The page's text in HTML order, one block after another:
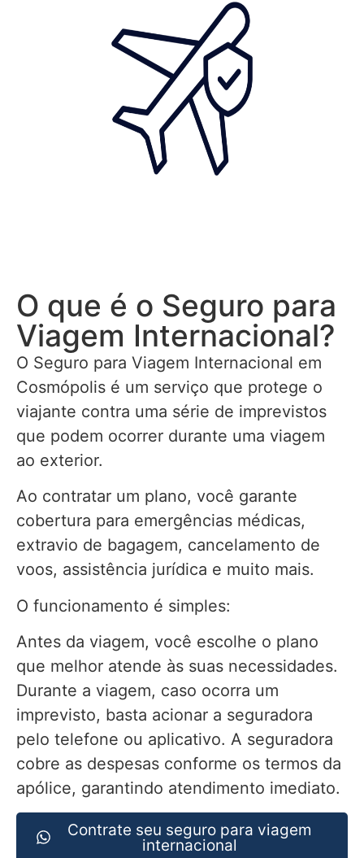
O que é o Seguro para
Viagem Internacional?
O Seguro para Viagem Internacional em
Cosmópolis é um serviço que protege o
viajante contra uma série de imprevistos
que podem ocorrer durante uma viagem
ao exterior.
Ao contratar um plano, você garante
cobertura para emergências médicas,
extravio de bagagem, cancelamento de
voos, assistência jurídica e muito mais.
O funcionamento é simples:
Antes da viagem, você escolhe o plano
que melhor atende às suas necessidades.
Durante a viagem, caso ocorra um
imprevisto, basta acionar a seguradora
pelo telefone ou aplicativo. A seguradora
cobre as despesas conforme os termos da
apólice, garantindo atendimento imediato.
Contrate seu seguro para viagem
internacional